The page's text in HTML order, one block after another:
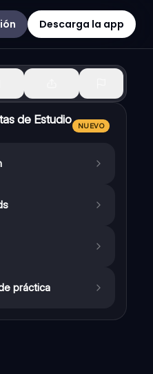
Descarga la app
de Estudio
NUEVO
práctica